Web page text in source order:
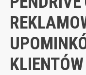
KLIENTÓW